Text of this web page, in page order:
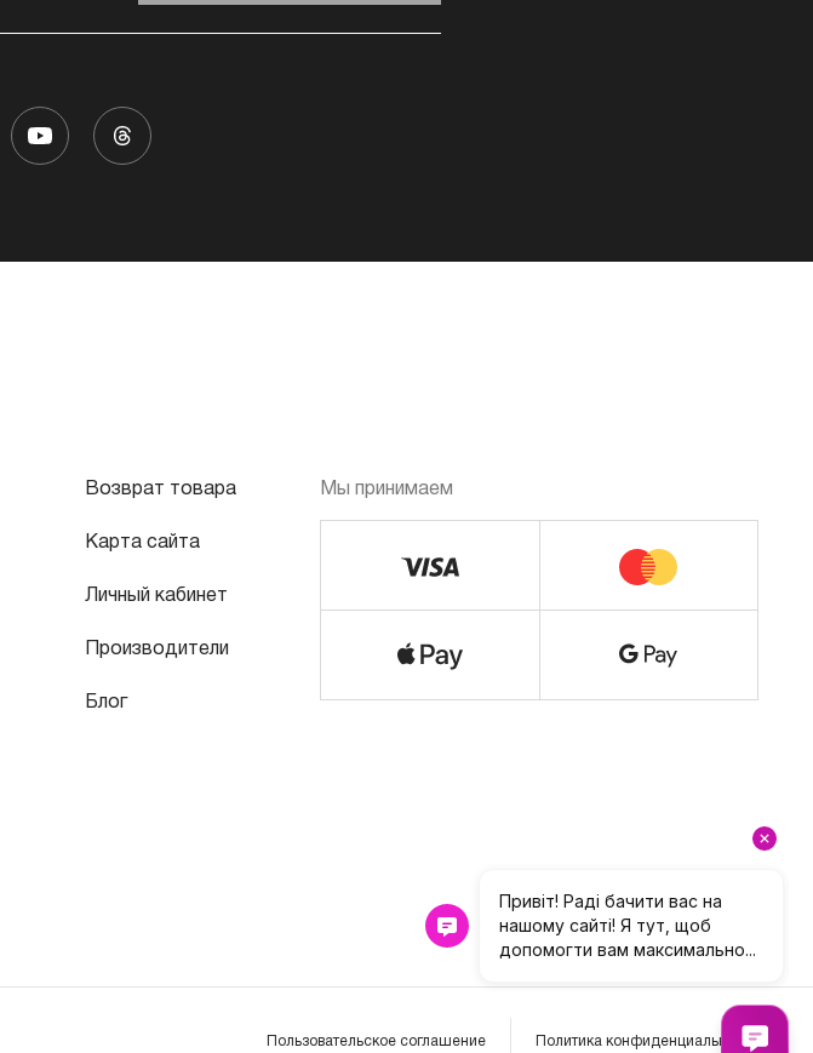
Возврат товара
Карта сайта
Личный кабинет
Производители
Блог
Мы принимаем
Пользовательское соглашение Политика конфиденциальности